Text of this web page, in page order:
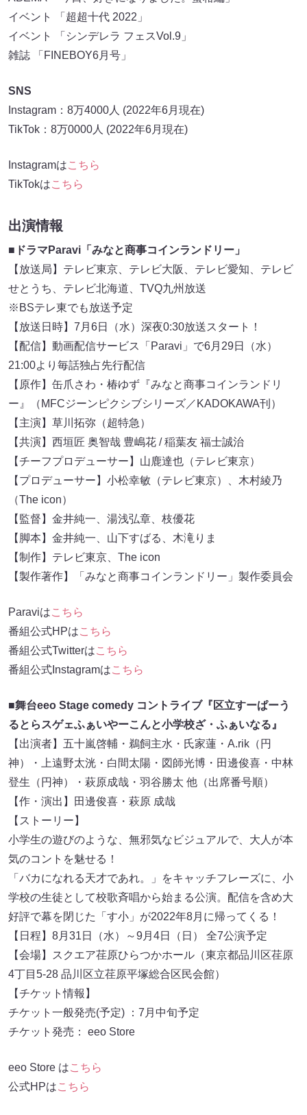
イベント 「超超十代 2022」
イベント 「シンデレラ フェスVol.9」
雑誌 「FINEBOY6月号」
SNS
Instagram：8万4000人 (2022年6月現在)
TikTok：8万0000人 (2022年6月現在)
Instagramはこちら
TikTokはこちら
出演情報
■ ドラマParavi「みなと商事コインランドリー」
【放送局】テレビ東京、テレビ大阪、テレビ愛知、テレビ
せとうち、テレビ北海道、TVQ九州放送
※BSテレ東でも放送予定
【放送日時】7月6日（水）深夜0:30放送スタート！
【配信】動画配信サービス「Paravi」で6月29日（水）
21:00より毎話独占先行配信
【原作】缶爪さわ・椿ゆず『みなと商事コインランドリ
ー』（MFCジーンピクシブシリーズ／KADOKAWA刊）
【主演】草川拓弥（超特急）
【共演】西垣匠 奥智哉 豊嶋花 / 稲葉友 福士誠治
【チーフプロデューサー】山鹿達也（テレビ東京）
【プロデューサー】小松幸敏（テレビ東京）、木村綾乃
（The icon）
【監督】金井純一、湯浅弘章、枝優花
【脚本】金井純一、山下すばる、木滝りま
【制作】テレビ東京、The icon
【製作著作】「みなと商事コインランドリー」製作委員会
Paraviはこちら
番組公式HPはこちら
番組公式Twitterはこちら
番組公式Instagramはこちら
■舞台eeo Stage comedy コントライブ『区立すーぱーう
るとらスゲェふぁいやーこんと小学校ざ・ふぁいなる』
【出演者】五十嵐啓輔・鵜飼主水・氏家蓮・A.rik（円
神）・上遠野太洸・白間太陽・図師光博・田邊俊喜・中林
登生（円神）・萩原成哉・羽谷勝太 他（出席番号順）
【作・演出】田邊俊喜・萩原 成哉
【ストーリー】
小学生の遊びのような、無邪気なビジュアルで、大人が本
気のコントを魅せる！
「バカになれる天才であれ。」をキャッチフレーズに、小
学校の生徒として校歌斉唱から始まる公演。配信を含め大
好評で幕を閉じた「す小」が2022年8月に帰ってくる！
【日程】8月31日（水）～9月4日（日） 全7公演予定
【会場】スクエア荏原ひらつかホール（東京都品川区荏原
4丁目5-28 品川区立荏原平塚総合区民会館）
【チケット情報】
チケット一般発売(予定) ：7月中旬予定
チケット発売： eeo Store
eeo Store はこちら
公式HPはこちら